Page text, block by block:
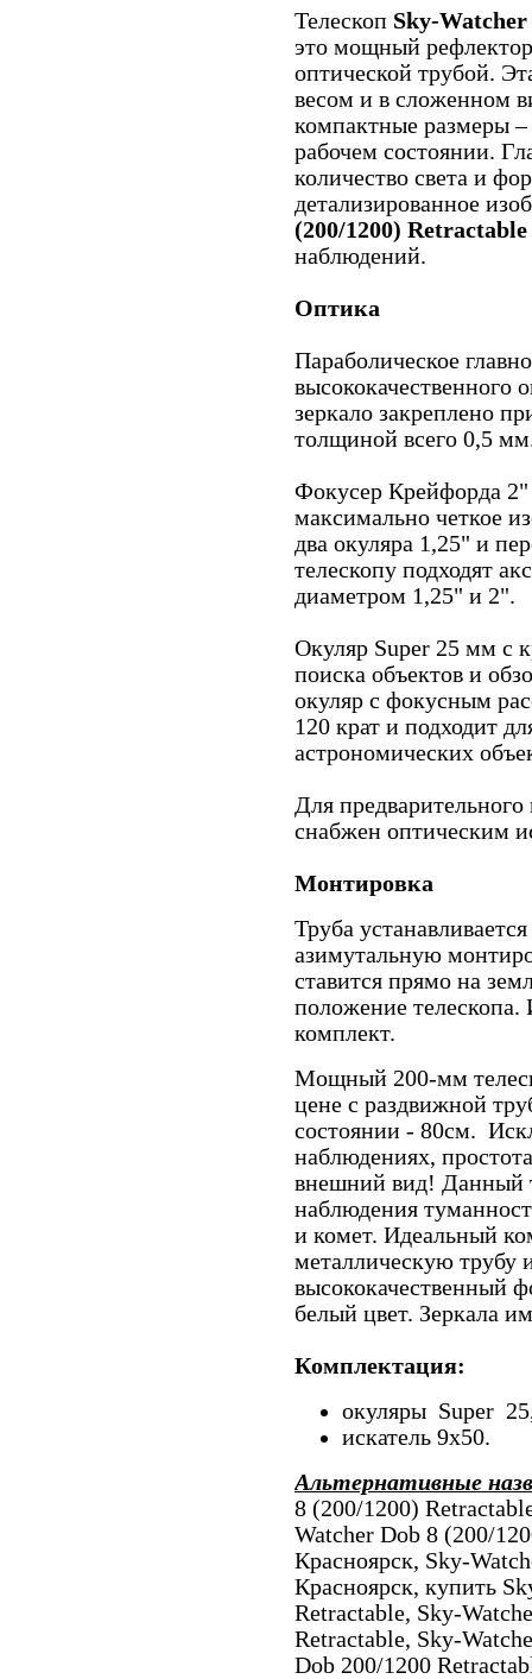
Телескоп Sky-
это мощный
оптической трубой.
весом и в сложенном
компактные размеры –
рабочем состоянии.
количество света и
детализированное
(200/1200) Retractable
наблюдений.
Оптика
Параболическое
высококачественного
зеркало закреплено
толщиной всего 0,5
Фокусер Крейфорда 2"
максимально четкое
два окуляра 1,25" и
телескопу подходят
диаметром 1,25" и 2".
Окуляр Super 25 мм с
поиска объектов и
окуляр с фокусным
120 крат и подходит
астрономических
Для
снабжен оптическим
Монтировка
Труба
азимутальную
ставится прямо на
положение телескопа.
комплект.
Мощный 200-мм
цене с раздвижной
состоянии - 80см.
наблюдениях,
внешний вид! Данный
наблюдения
и комет. Идеальный
металлическую трубу
высококачественный
белый цвет. Зеркала
Комплектация:
окуляры Super
искатель 9х50.
Альтернативные
8 (200/1200)
Watcher Dob 8 (200/
Красноярск, Sky-
Красноярск, купить
Retractable, Sky-
Retractable, Sky-
Dob 200/1200